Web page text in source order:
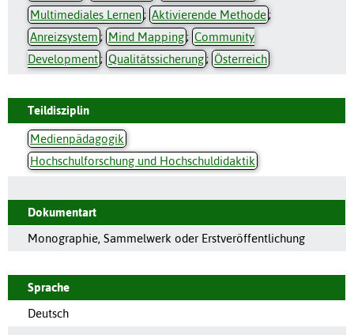
Multimediales Lernen; Aktivierende Methode;
Anreizsystem ; Mind Mapping; Community
Development; Qualitätssicherung; Österreich
Teildisziplin
Medienpädagogik
Hochschulforschung und Hochschuldidaktik
Dokumentart
Monographie, Sammelwerk oder Erstveröffentlichung
Sprache
Deutsch